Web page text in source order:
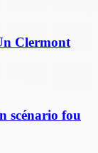
Clermont
scénario fou